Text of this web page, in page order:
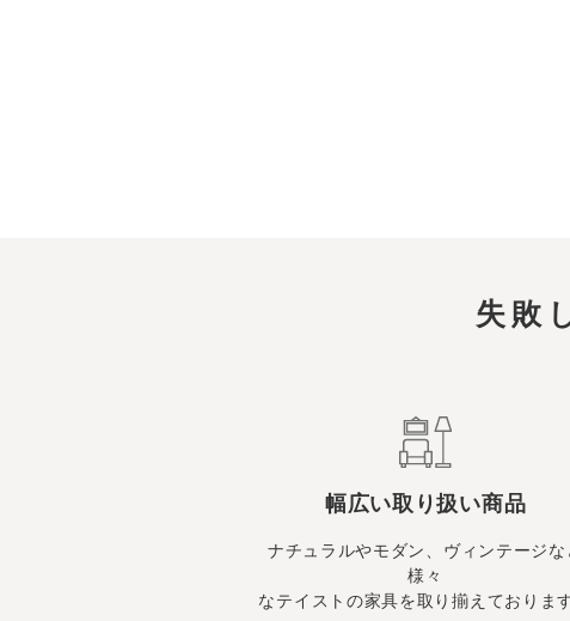
失敗
幅広い取り扱い商品
ナチュラルやモダン、ヴィンテージな
様々
なテイストの家具を取り揃えております